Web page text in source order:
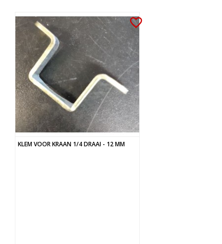
favorite_border
KLEM VOOR KRAAN 1/4 DRAAI - 12 MM